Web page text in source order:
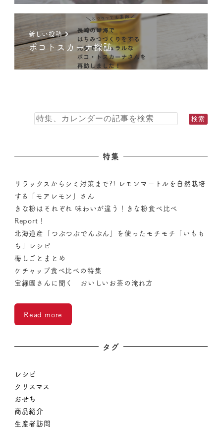
新しい投稿
ポコトスカーナ探訪
特集
リラックスからシミ対策まで?! レモンマートルを自然栽培
する「モアレモン」さん
きな粉はそれぞれ 味わいが違う！きな粉食べ比べ
Report！
北海道産「つぶつぶでんぷん」を使ったモチモチ「いもも
ち」レシピ
梅しごとまとめ
ケチャップ食べ比べの特集
宝緑園さんに聞く おいしいお茶の淹れ方
Read more
タグ
レシピ
クリスマス
おせち
商品紹介
生産者訪問